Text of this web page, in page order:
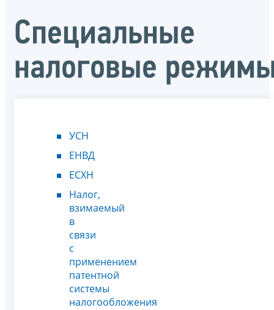
Специальные
налоговые
УСН
ЕНВД
ЕСХН
Налог,
взимаемый
в
связи
с
применением
патентной
системы
налогообложения